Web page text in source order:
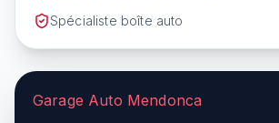
Spécialiste boîte auto
Garage Auto Mendonca